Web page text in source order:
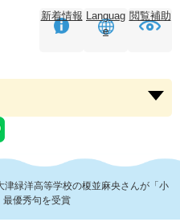
新着情報 Languag
e
閲覧補助
ー
を
津緑洋高等学校の榎並麻央さんが「小
最優秀句を受賞